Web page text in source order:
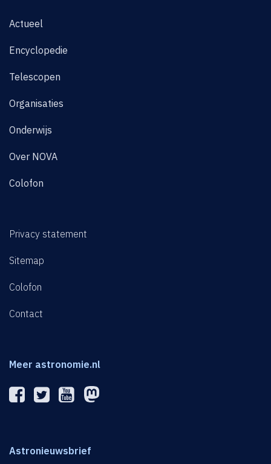
Actueel
Encyclopedie
Telescopen
Organisaties
Onderwijs
Over NOVA
Colofon
Privacy statement
Sitemap
Colofon
Contact
Meer astronomie.nl
Astronieuwsbrief